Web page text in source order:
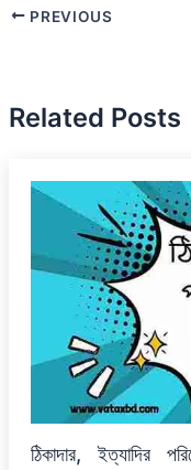
PREVIOUS
Related Posts
ঠিকাদার, ইত্যাদির